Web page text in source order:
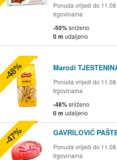
Ponuda vrijedi do
trgovinama
-50%sniženo
0 m udaljeno
Marodi
Ponuda vrijedi do
trgovinama
-48%sniženo
0 m udaljeno
-48%
GAVRILOVIĆ
Ponuda vrijedi do
trgovinama
-47%